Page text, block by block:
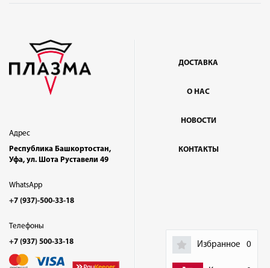
Избранное 0
Адрес
Республика Башкортостан,
Уфа, ул. Шота Руставели 49
WhatsApp
+7 (937)-500-33-18
Телефоны
+7 (937) 500-33-18
ДОСТАВКА
О НАС
НОВОСТИ
КОНТАКТЫ